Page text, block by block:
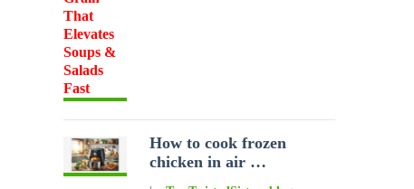
How to cook frozen
chicken in air …